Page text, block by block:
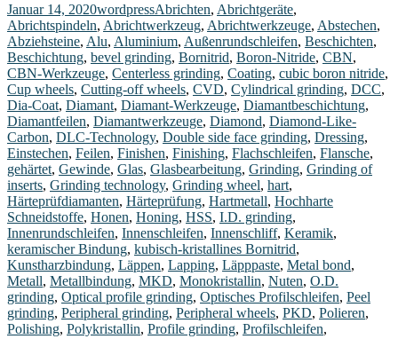
Januar 14, 2020wordpressAbrichten, Abrichtgeräte,
Abrichtspindeln, Abrichtwerkzeug, Abrichtwerkzeuge, Abstechen,
Abziehsteine, Alu, Aluminium, Außenrundschleifen, Beschichten,
Beschichtung, bevel grinding, Bornitrid, Boron-Nitride, CBN,
CBN-Werkzeuge, Centerless grinding, Coating, cubic boron nitride,
Cup wheels, Cutting-off wheels, CVD, Cylindrical grinding, DCC,
Dia-Coat, Diamant, Diamant-Werkzeuge, Diamantbeschichtung,
Diamantfeilen, Diamantwerkzeuge, Diamond, Diamond-Like-
Carbon, DLC-Technology, Double side face grinding, Dressing,
Einstechen, Feilen, Finishen, Finishing, Flachschleifen, Flansche,
gehärtet, Gewinde, Glas, Glasbearbeitung, Grinding, Grinding of
inserts, Grinding technology, Grinding wheel, hart,
Härteprüfdiamanten, Härteprüfung, Hartmetall, Hochharte
Schneidstoffe, Honen, Honing, HSS, I.D. grinding,
Innenrundschleifen, Innenschleifen, Innenschliff, Keramik,
keramischer Bindung, kubisch-kristallines Bornitrid,
Kunstharzbindung, Läppen, Lapping, Läpppaste, Metal bond,
Metall, Metallbindung, MKD, Monokristallin, Nuten, O.D.
grinding, Optical profile grinding, Optisches Profilschleifen, Peel
grinding, Peripheral grinding, Peripheral wheels, PKD, Polieren,
Polishing, Polykristallin, Profile grinding, Profilschleifen,